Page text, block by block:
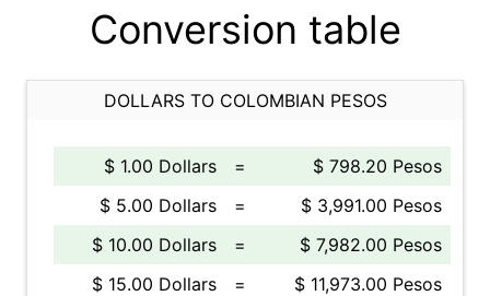
Conversion table
DOLLARS TO COLOMBIAN PESOS
$ 1.00 Dollars =
$ 798.20 Pesos
$ 5.00 Dollars
=
$ 3,991.00 Pesos
$ 10.00 Dollars
=
$ 7,982.00 Pesos
$ 15.00 Dollars
=
$ 11,973.00 Pesos